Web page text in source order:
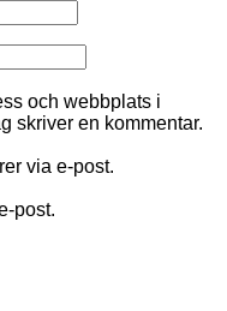
och webbplats i
skriver en kommentar.
via e-post.
post.